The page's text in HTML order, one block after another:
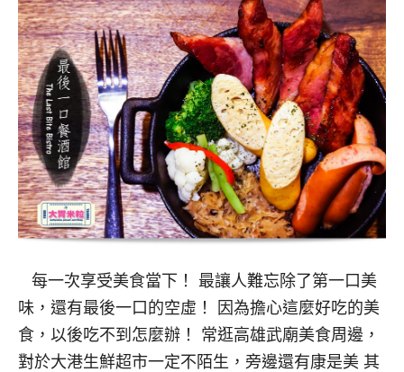
每一次享受美食當下！ 最讓人難忘除了第一口美
味，還有最後一口的空虛！ 因為擔心這麼好吃的美
食，以後吃不到怎麼辦！ 常逛高雄武廟美食周邊，
對於大港生鮮超市一定不陌生，旁邊還有康是美 其